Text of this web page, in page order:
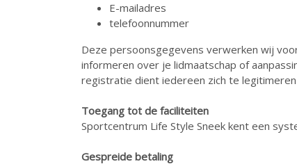
E-mailadres
telefoonnummer
Deze persoonsgegevens verwerken wij
informeren over je lidmaatschap of
registratie dient iedereen zich te
Toegang tot de faciliteiten
Sportcentrum Life Style Sneek kent een
Gespreide betaling